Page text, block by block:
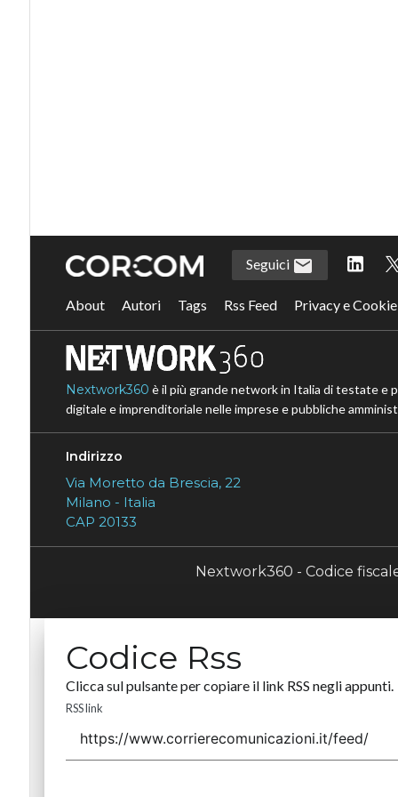
Seguici
About Autori Tags Rss Feed Privacy e
Nextwork360 è il più grande network in Italia di testate e
digitale e imprenditoriale nelle imprese e pubbliche
Indirizzo
Via Moretto da Brescia, 22
Milano - Italia
CAP 20133
Nextwork360 - Codice
Codice Rss
Clicca sul pulsante per copiare il link RSS negli appunti.
RSS link